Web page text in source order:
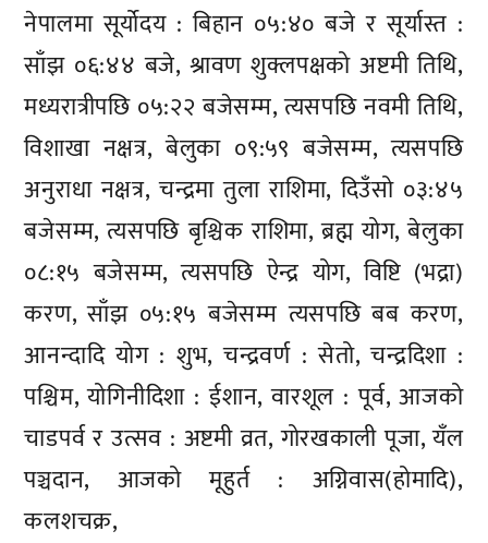
नेपालमा सूर्योदय : बिहान ०५:४० बजे र सूर्यास्त :
साँझ ०६:४४ बजे, श्रावण शुक्लपक्षको अष्टमी तिथि,
मध्यरात्रीपछि ०५:२२ बजेसम्म, त्यसपछि नवमी तिथि,
विशाखा नक्षत्र, बेलुका ०९:५९ बजेसम्म, त्यसपछि
अनुराधा नक्षत्र, चन्द्रमा तुला राशिमा, दिउँसो ०३:४५
बजेसम्म, त्यसपछि बृश्चिक राशिमा, ब्रह्म योग, बेलुका
०८:१५ बजेसम्म, त्यसपछि ऐन्द्र योग, विष्टि (भद्रा)
करण, साँझ ०५:१५ बजेसम्म त्यसपछि बब करण,
आनन्दादि योग : शुभ, चन्द्रवर्ण : सेतो, चन्द्रदिशा :
पश्चिम, योगिनीदिशा : ईशान, वारशूल : पूर्व, आजको
चाडपर्व र उत्सव : अष्टमी व्रत, गोरखकाली पूजा, यँल
पञ्चदान, आजको मूहुर्त : अग्निवास(होमादि),
कलशचक्र,